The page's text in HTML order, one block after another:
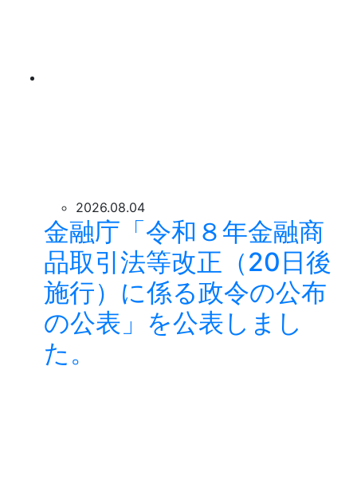
2026.08.04
金融庁「令和８年金融商
品取引法等改正（20日後
施行）に係る政令の公布
の公表」を公表しまし
た。